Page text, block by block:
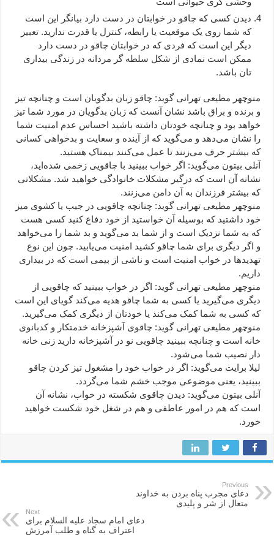
دیدن کسی که چاقو در خوابتان در دست دارد بیانگر این است
که شما روی یک موقعیت یا رابطه، کنترل یا قدرت ندارید. تعبیر
دیگر این است که فردی که در خوابتان چاقو در دست دارد
ممکن است نمادی از شکل سلطه گر مردانه در زندگی بیداری
تان باشد.
منوچهر مطیعی تهرانی گوید: چاقو زبان بدگویان است و چنانچه تیز
و برنده و براق باشد نشان آنست که زبان بدگویان در مورد شما تیز
خواهد بود و چنانچه خودتان داشته باشید احساس عدم امنیت شما
را نشان می‌دهد و می‌گوید که از آینده و سعایت و بدخواهی کسانی
که بیشتر حرف می‌زنند تا عمل می‌کنند بیمناک هستید.
آنلی بیتون می‌گوید: اگر خواب ببینید با چاقویی زخمی شده‌اید،
نشانه آن است که درگیر مشکلات خانوادگی خواهید شد. مشکلاتی
که بیشتر فرزندان به آن دامن می‌زنند.
منوچهر مطیعی تهرانی گوید: چنانچه چاقویی در جیب یا کشوی میز
خود داشتید که بوسیله آن خواستید از خود دفاع کنید کسی هست
که به شما نزدیک است و از شما بد می‌گوید و بد شما را می‌خواهد
و اگر دیگری برای شما چاقو کشید امنیت می‌یابید. چون این نوع
تهدیدها در خواب امنیت است و ناشی از بیمی است که در بیداری
داریم.
منوچهر مطیعی تهرانی گوید: اگر در خواب ببینید که چاقویی از
دیگری می‌گیرید یا کسی به شما چاقو هدیه می‌کند گویای این است
که کسی به شما کمک می‌کند یا خودتان از دیگری کمک می‌گیرید.
منوچهر مطیعی تهرانی گوید: چاقوی آشپزخانه خدمتکار و کدبانوی
خانه است و چنانچه ببینید چاقویی نو در آشپزخانه دارید زنی خانه
دار نصیب شما می‌شود.
لیلا برایت می‌گوید: اگر در خواب خود را مشغول تیز کردن چاقو
ببینید، یعنی موضوعی موجب خشم شما می‌گردد.
آنلی بیتون می‌گوید: دیدن چاقوی شکسته در خواب، نشانه آن
است که هم در امور عاطفی و هم در شغل خود شکست خواهید
خورد.
Previous
دعای مجرب پناه بردن به خداوند
متعال از شر و پلیدی
Next
دعای امام سجاد علیه السلام برای
اعتراف به گناه و طلب آمرزش